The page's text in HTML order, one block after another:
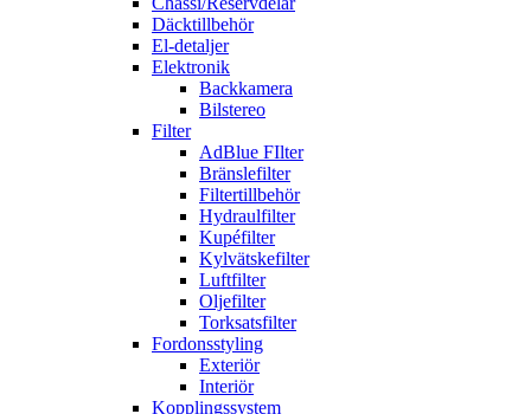
Däcktillbehör
El-detaljer
Elektronik
Backkamera
Bilstereo
Filter
AdBlue FIlter
Bränslefilter
Filtertillbehör
Hydraulfilter
Kupéfilter
Kylvätskefilter
Luftfilter
Oljefilter
Torksatsfilter
Fordonsstyling
Exteriör
Interiör
Kopplingssystem